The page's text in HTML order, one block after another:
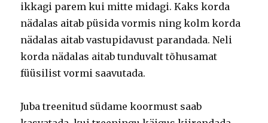
ikkagi parem kui mitte midagi. Kaks korda
nädalas aitab püsida vormis ning kolm korda
nädalas aitab vastupidavust parandada. Neli
korda nädalas aitab tunduvalt tõhusamat
füüsilist vormi saavutada.
Juba treenitud südame koormust saab